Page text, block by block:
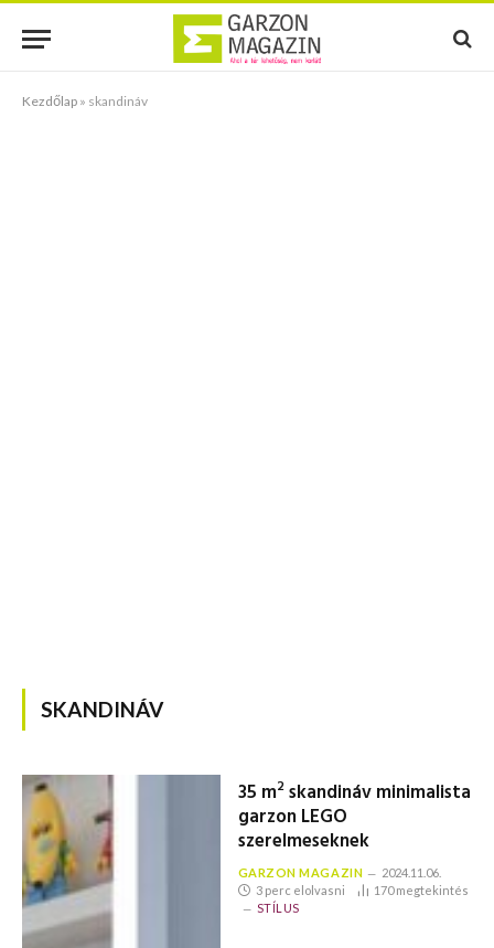
Kezdőlap » skandináv
SKANDINÁV
35 m2skandináv minimalista
garzon LEGO
szerelmeseknek
GARZON MAGAZIN
2024.11.06.
3 perc elolvasni
170megtekintés
STÍLUS